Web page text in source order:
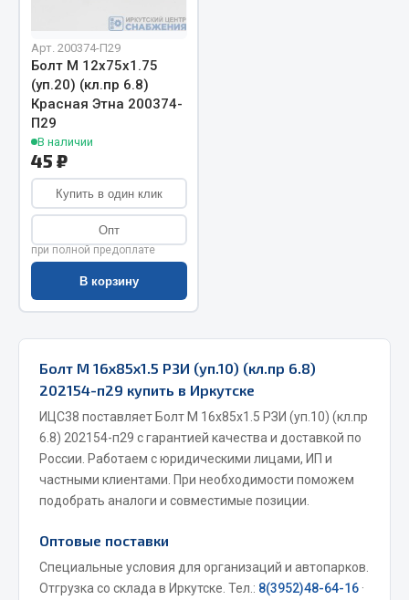
Показать ещё
Весь раздел
Запчасти на полуприцепы
Амортизаторы для полуприцепов
Весь раздел
Запчасти КамАЗ
Двигатель
Система охлаждения
Сцепление
Коробка передач
Коробка передач ZF
Показать ещё
Запчасти МАЗ
Арт. 200374-П29
Болт М 12х75х1.75
(уп.20) (кл.пр 6.8)
Красная Этна 200374-
П29
В наличии
45 ₽
Купить в один клик
Опт
при полной предоплате
В корзину
Болт М 16х85х1.5 РЗИ (уп.10) (кл.пр 6.8)
202154-п29 купить в Иркутске
ИЦС38 поставляет Болт М 16х85х1.5 РЗИ (уп.10) (кл.пр
6.8) 202154-п29 с гарантией качества и доставкой по
России. Работаем с юридическими лицами, ИП и
частными клиентами. При необходимости поможем
подобрать аналоги и совместимые позиции.
Оптовые поставки
Специальные условия для организаций и автопарков.
Отгрузка со склада в Иркутске. Тел.: 8(3952)48-64-16 ·